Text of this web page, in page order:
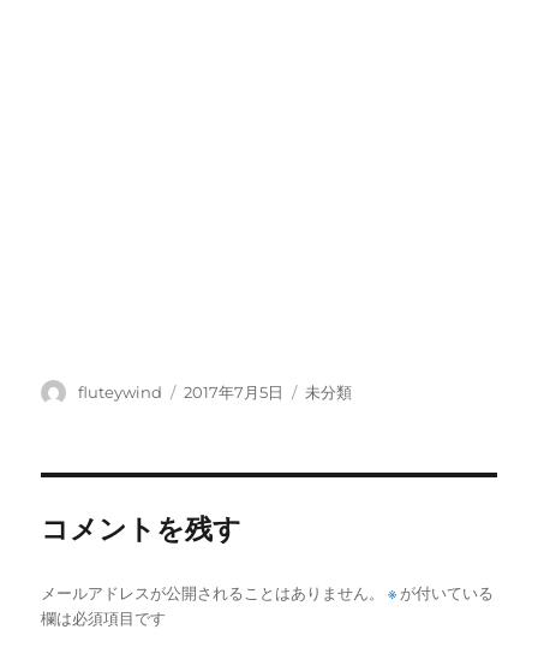
投
fluteywind
投
2017年7月5日
カ
未分類
コメントを残す
メールアドレスが公開されることはありません。 ※ が付いている
欄は必須項目です